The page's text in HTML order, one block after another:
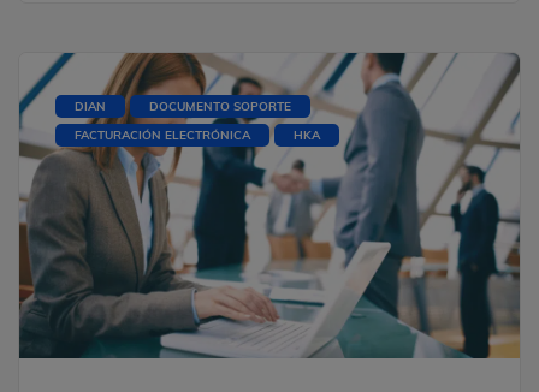
DIAN
DOCUMENTO SOPORTE
FACTURACIÓN ELECTRÓNICA
HKA